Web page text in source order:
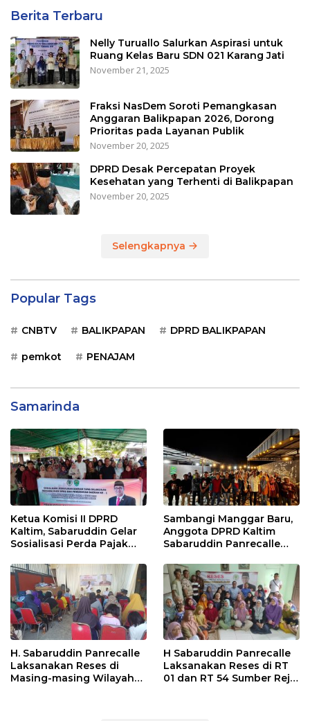
Berita Terbaru
Nelly Turuallo Salurkan Aspirasi untuk
Ruang Kelas Baru SDN 021 Karang Jati
November 21, 2025
Fraksi NasDem Soroti Pemangkasan
Anggaran Balikpapan 2026, Dorong
Prioritas pada Layanan Publik
November 20, 2025
DPRD Desak Percepatan Proyek
Kesehatan yang Terhenti di Balikpapan
November 20, 2025
Selengkapnya
Popular Tags
CNBTV BALIKPAPAN DPRD BALIKPAPAN
pemkot PENAJAM
Samarinda
Ketua Komisi II DPRD
Kaltim, Sabaruddin Gelar
Sosialisasi Perda Pajak
Sepinggan Raya
Balikpapan
Sambangi Manggar Baru,
Anggota DPRD Kaltim
Sabaruddin Panrecalle
Balikpapan
H. Sabaruddin Panrecalle
Laksanakan Reses di
Masing-masing Wilayah
H Sabaruddin Panrecalle
Laksanakan Reses di RT
01 dan RT 54 Sumber Rejo